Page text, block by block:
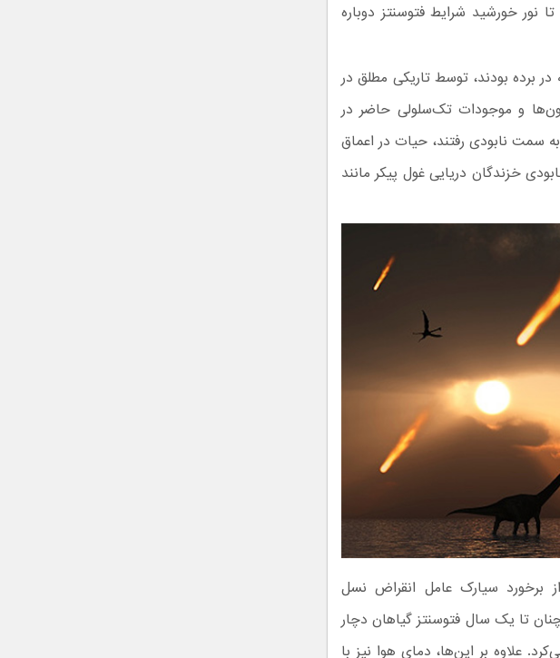
به ۱۸ ماه زمان لازم بود تا نور خورشید شرایط فتوسنتز دوباره
برده بودند، توسط تاریکی مطلق در
و موجودات تک‌سلولی حاضر در
سمت نابودی رفتند، حیات در اعماق
خزندگان دریایی غول پیکر مانند
برخورد سیارک عامل انقراض نسل
در نظر گرفتند، همچنان تا یک سال فتوسنتز گیاهان دچار
علاوه بر این‌ها، دمای هوا نیز با